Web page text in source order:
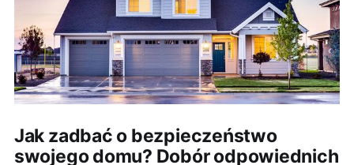
Jak zadbać o bezpieczeństwo
swojego domu? Dobór odpowiednich